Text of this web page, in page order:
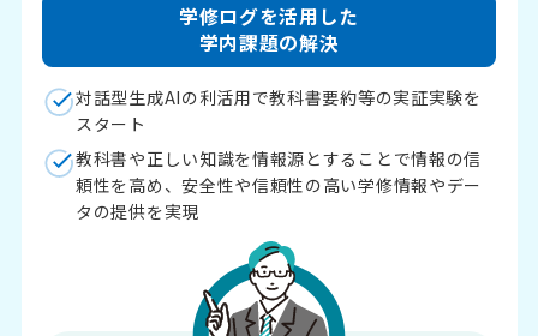
学修ログを活用した
学内課題の解決
対話型生成AIの利活用で教科書要約等の実証実験を
スタート
教科書や正しい知識を情報源とすることで情報の信
頼性を高め、安全性や信頼性の高い学修情報やデー
タの提供を実現